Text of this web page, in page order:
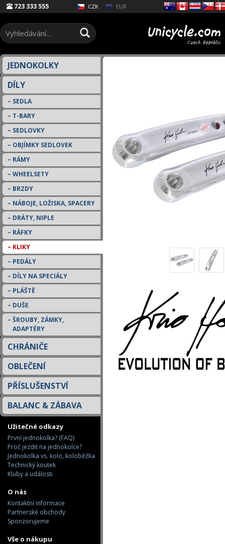
723 333 555 CZK EUR
JEDNOKOLKY
DÍLY
SEDLA
T-BARY
SEDLOVKY
OBJÍMKY SEDLOVEK
RÁMY
WHEELSETY
BRZDY
NÁBOJE, LOŽISKA, SPACERY
DRÁTY, NIPLE
RÁFKY
KLIKY
PEDÁLY
DÍLY NA SPECIÁLY
PLÁŠTĚ
DUŠE
ŠROUBY, ZÁMKY,
ADAPTÉRY
CHRÁNIČE
OBLEČENÍ
PŘÍSLUŠENSTVÍ
BALANC & ZÁBAVA
Užitečné odkazy
První jednokolka? (FAQ)
Proč jezdit na jednokolce?
Jednokolka vs. kolo, koloběžka
Technický koutek
Kluby a události
O nás
Kontaktní informace
Partnerské obchody
Sponzorujeme
Vše o nákupu
Select Language▼